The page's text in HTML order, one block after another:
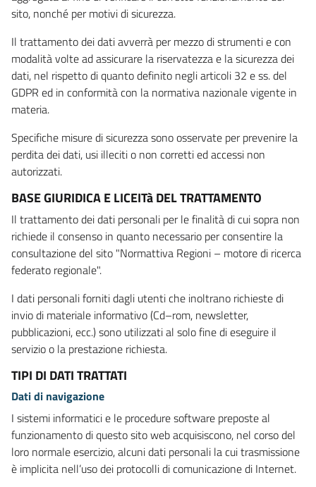
sito, nonché per motivi di sicurezza.
Il trattamento dei dati avverrà per mezzo di strumenti e con
modalità volte ad assicurare la riservatezza e la sicurezza dei
dati, nel rispetto di quanto definito negli articoli 32 e ss. del
GDPR ed in conformità con la normativa nazionale vigente in
materia.
Specifiche misure di sicurezza sono osservate per prevenire la
perdita dei dati, usi illeciti o non corretti ed accessi non
autorizzati.
BASE GIURIDICA E LICEITà DEL TRATTAMENTO
Il trattamento dei dati personali per le finalità di cui sopra non
richiede il consenso in quanto necessario per consentire la
consultazione del sito "Normattiva Regioni – motore di ricerca
federato regionale".
I dati personali forniti dagli utenti che inoltrano richieste di
invio di materiale informativo (Cd–rom, newsletter,
pubblicazioni, ecc.) sono utilizzati al solo fine di eseguire il
servizio o la prestazione richiesta.
TIPI DI DATI TRATTATI
Dati di navigazione
I sistemi informatici e le procedure software preposte al
funzionamento di questo sito web acquisiscono, nel corso del
loro normale esercizio, alcuni dati personali la cui trasmissione
è implicita nell’uso dei protocolli di comunicazione di Internet.